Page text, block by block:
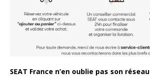
SEAT France n’en oublie pas son réseau